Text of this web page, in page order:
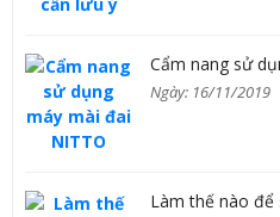
Cẩm nang sử
Ngày: 16/11/2019
Làm thế nào để